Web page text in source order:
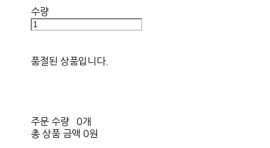
수량
품절된 상품입니다.
주문 수량
0개
총 상품 금액 0원